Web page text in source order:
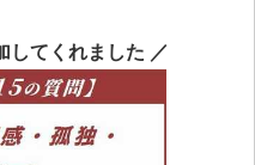
してくれました ／